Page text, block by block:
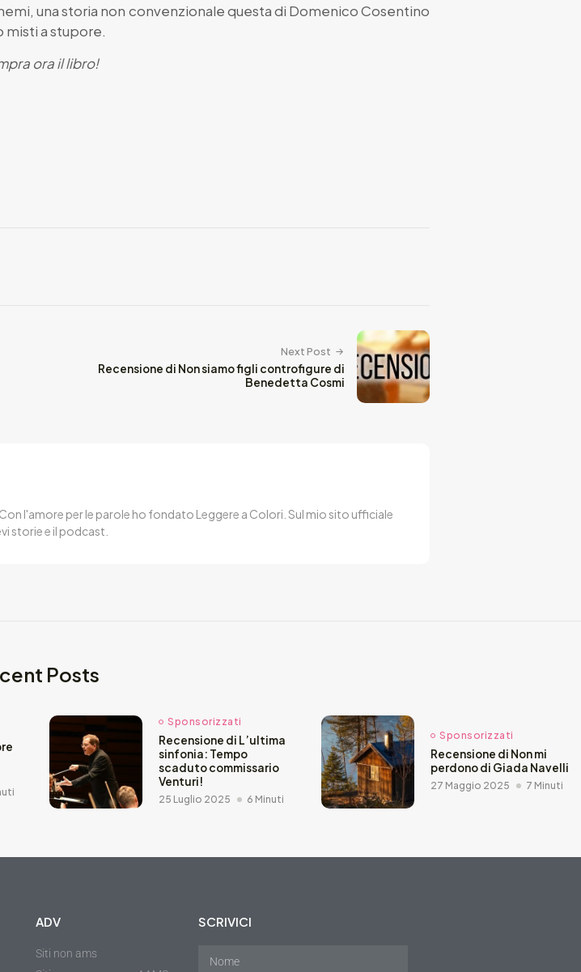
una storia non convenzionale questa di Domenico Cosentino
a stupore.
ora il libro!
Next Post
Recensione di Non siamo figli controfigure di
Benedetta Cosmi
l'amore per le parole ho fondato Leggere a Colori. Sul mio sito ufficiale
storie e il podcast.
Posts
Sponsorizzati
Recensione di L’ultima
sinfonia: Tempo
scaduto commissario
Venturi!
25 Luglio 2025 6 Minuti
Sponsorizzati
Recensione di Non mi
perdono di Giada Navelli
27 Maggio 2025 7 Minuti
ADV
Siti non ams
SCRIVICI